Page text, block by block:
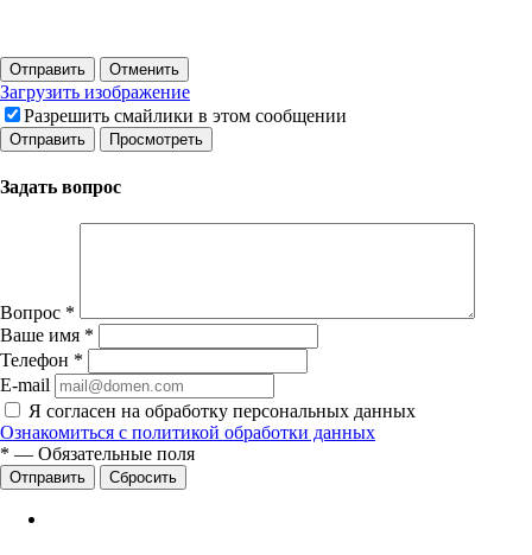
Отправить Отменить
Загрузить изображение
Разрешить смайлики в этом сообщении
Задать вопрос
Вопрос *
Ваше имя *
Телефон *
E-mail
Я согласен на обработку персональных данных
Ознакомиться с политикой обработки данных
* — Обязательные поля
Сбросить